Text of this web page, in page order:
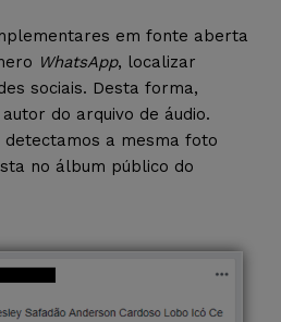
em fonte aberta
WhatsApp, localizar
sociais. Desta forma,
do arquivo de áudio.
a mesma foto
no álbum público do